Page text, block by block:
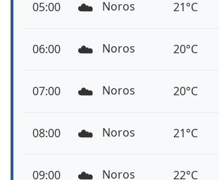
05:00 ☁️ Noros 21°C
06:00 ☁️ Noros 20°C
07:00 ☁️ Noros 20°C
08:00 ☁️ Noros 21°C
09:00 ☁️ Noros 22°C